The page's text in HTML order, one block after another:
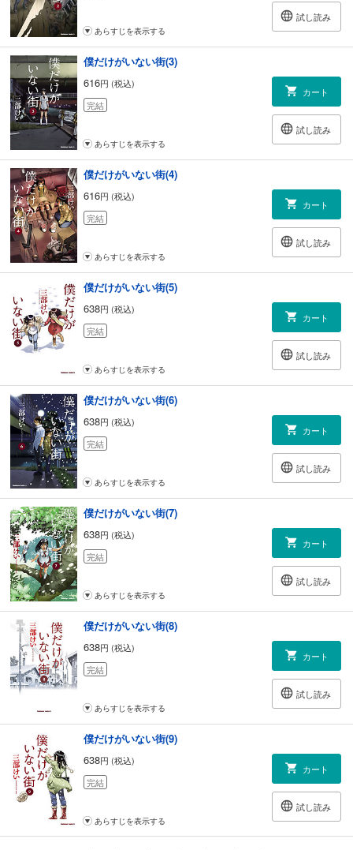
試し読み
あらすじを表示する
僕だけがいない街(3)
616円 (税込)
完結
カート
試し読み
あらすじを表示する
僕だけがいない街(4)
616円 (税込)
完結
カート
試し読み
あらすじを表示する
僕だけがいない街(5)
638円 (税込)
完結
カート
試し読み
あらすじを表示する
僕だけがいない街(6)
638円 (税込)
完結
カート
試し読み
あらすじを表示する
僕だけがいない街(7)
638円 (税込)
完結
カート
試し読み
あらすじを表示する
僕だけがいない街(8)
638円 (税込)
完結
カート
試し読み
あらすじを表示する
僕だけがいない街(9)
638円 (税込)
完結
カート
試し読み
あらすじを表示する